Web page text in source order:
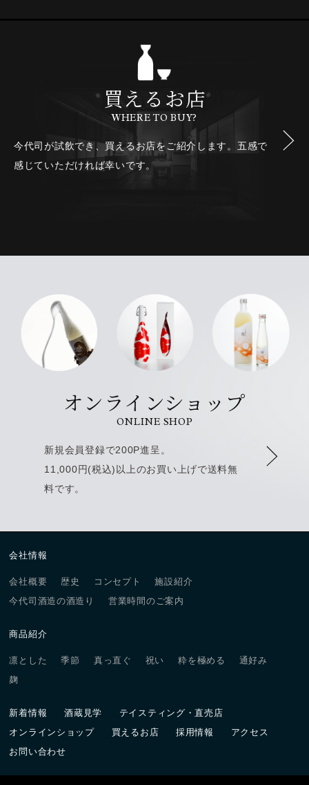
買えるお店
WHERE TO BUY?
今代司が試飲でき、買えるお店をご紹介します。 五感で
感じていただければ幸いです。
オンラインショップ
ONLINE SHOP
新規会員登録で200P進呈。
11,000円(税込)以上のお買い上げで送料無
料です。
会社情報
会社概要 歴史 コンセプト
施設紹介
今代司酒造の酒造り
営業時間のご案内
商品紹介
凛とした 季節 真っ直ぐ 祝い 粋を極める
通好み
麹
新着情報 酒蔵見学
テイスティング・直売店
オンラインショップ
買えるお店 採用情報
アクセス
お問い合わせ